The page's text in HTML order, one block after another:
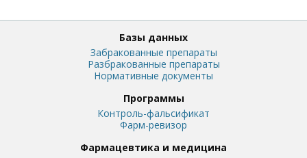
Базы данных
Забракованные препараты
Разбракованные препараты
Нормативные документы
Программы
Контроль-фальсификат
Фарм-ревизор
Фармацевтика и медицина